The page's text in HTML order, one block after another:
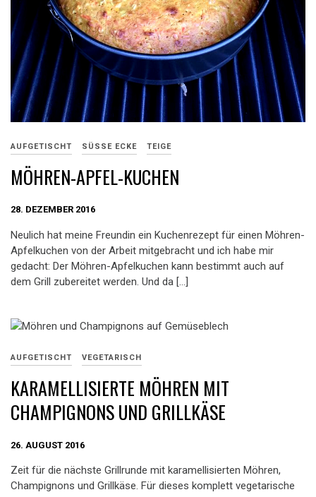
AUFGETISCHT SÜSSE ECKE TEIGE
MÖHREN-APFEL-KUCHEN
28. DEZEMBER 2016
Neulich hat meine Freundin ein Kuchenrezept für einen Möhren-
Apfelkuchen von der Arbeit mitgebracht und ich habe mir
gedacht: Der Möhren-Apfelkuchen kann bestimmt auch auf
dem Grill zubereitet werden. Und da […]
AUFGETISCHT VEGETARISCH
KARAMELLISIERTE MÖHREN MIT
CHAMPIGNONS UND GRILLKÄSE
26. AUGUST 2016
Zeit für die nächste Grillrunde mit karamellisierten Möhren,
Champignons und Grillkäse. Für dieses komplett vegetarische